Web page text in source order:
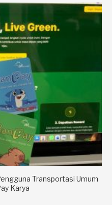
Transportasi Umum
Karya